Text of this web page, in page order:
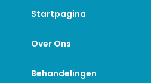
Startpagina
Over Ons
Behandelingen